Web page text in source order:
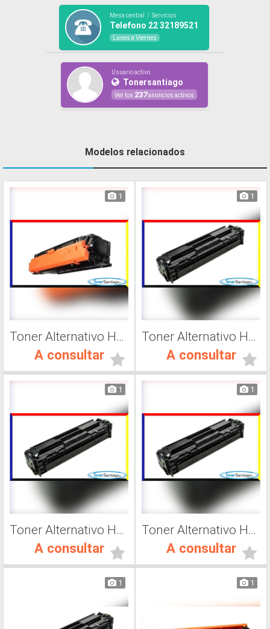
Mesa central / Servicios
Telefono 22 32189521
Lunes a Viernes
Usuario activo
Tonersantiago
Ver los 237anuncios activos
Modelos relacionados
1
Toner Alternativo Hp 508A, Impresora Láser
A consultar
1
Toner Alternativo Hp CF411A, Impresora Láser
A consultar
1
Toner Alternativo Hp CF412A, Impresora Láser
A consultar
1
Toner Alternativo Hp CF413A, Impresora Láser
A consultar
1 1